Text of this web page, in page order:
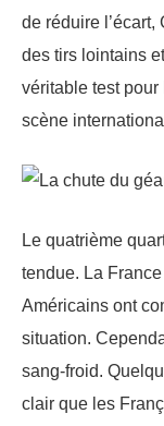
de réduire
des tirs lointains
véritable test
scène
Le quatrième
tendue. La
Américains ont
situation.
sang-froid.
clair que les